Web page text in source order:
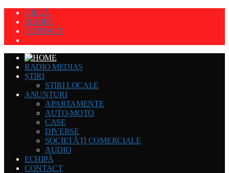
GRILĂ
ECHIPĂ
CONTACT
RADIO MEDIAȘ
ȘTIRI
STIRI LOCALE
ANUNȚURI
APARTAMENTE
AUTO-MOTO
CASE
DIVERSE
SOCIETĂȚI COMERCIALE
AUDIO
ECHIPĂ
CONTACT